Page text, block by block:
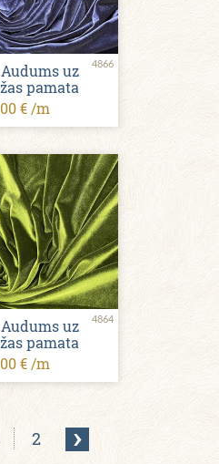
4866
uz
pamata
€ /m
4864
uz
pamata
€ /m
2